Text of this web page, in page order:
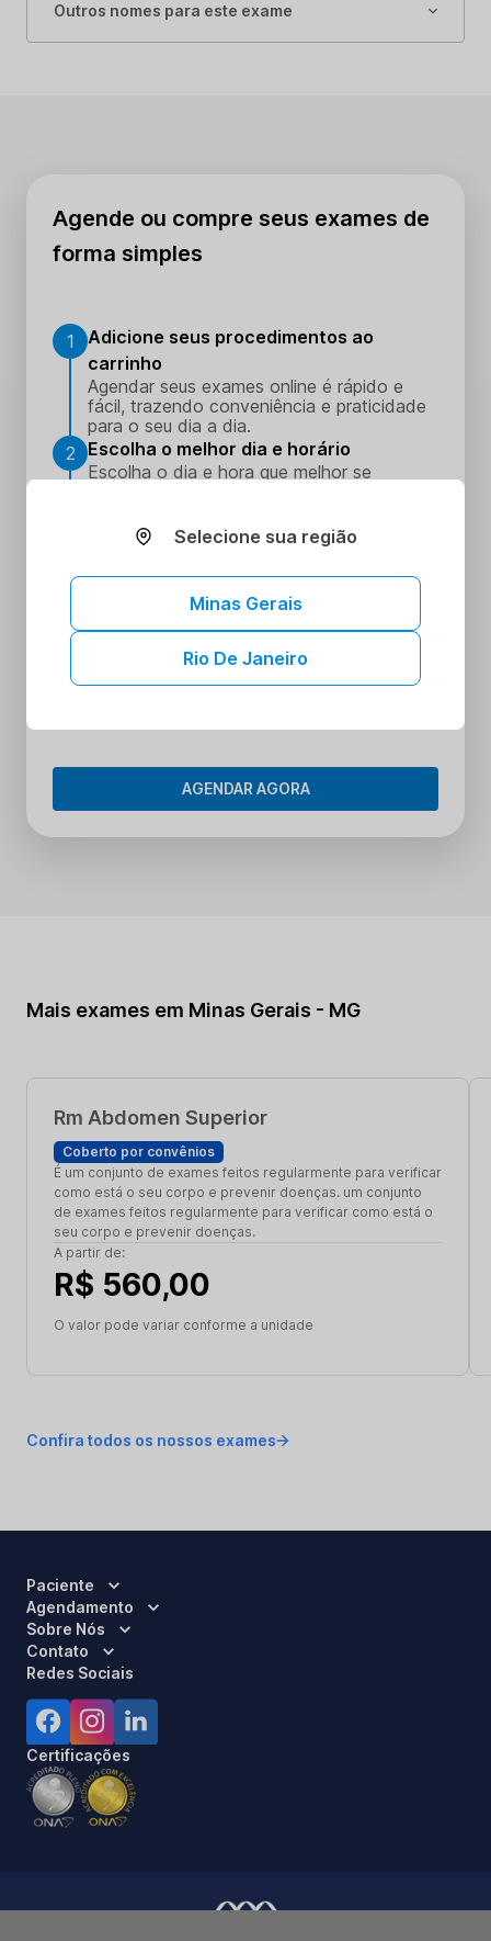
Outros nomes para este exame
Agende ou compre seus exames de
forma simples
1
Adicione seus procedimentos ao
carrinho
Agendar seus exames online é rápido e
fácil, trazendo conveniência e praticidade
para o seu dia a dia.
2
Escolha o melhor dia e horário
Escolha o dia e hora que melhor se
Realize seus procedimentos
escolhida
4 Tenha acesso aos seus resultados sem
sair de casa
AGENDAR AGORA
Mais exames em Minas Gerais - MG
Rm Abdomen Superior
Coberto por convênios
É um conjunto de exames feitos regularmente para verificar
como está o seu corpo e prevenir doenças. um conjunto
de exames feitos regularmente para verificar como está o
seu corpo e prevenir doenças.
A partir de:
R$ 560,00
O valor pode variar conforme a unidade
Confira todos os nossos exames
Paciente
Agendamento
Sobre Nós
Contato
Redes Sociais
Certificações
Selecione sua região
Minas Gerais
Rio De Janeiro